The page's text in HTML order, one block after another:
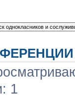
1